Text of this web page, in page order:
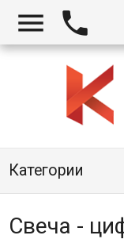
 
Категории
Свеча -